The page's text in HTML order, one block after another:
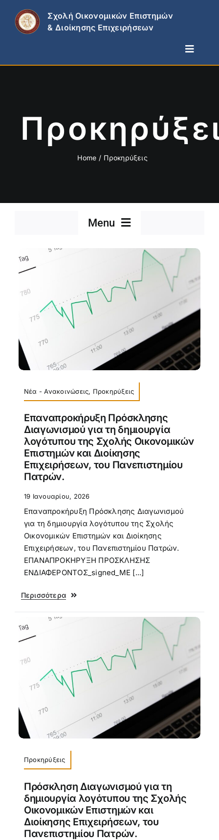
content
Σχολή Οικονομικών Επιστημών
& Διοίκησης Επιχειρήσεων
Toggle
Επικαιρότητα
Home Προκηρύξεις
Menu
Νέα – Ανακοινώσεις
Διακρίσεις
Προκηρύξεις
Νέα - Ανακοινώσεις, Προκηρύξεις
Επαναπροκήρυξη Πρόσκλησης
Διαγωνισμού για τη δημιουργία
λογότυπου της Σχολής Οικονομικών
Επιστημών και Διοίκησης
Επιχειρήσεων, του Πανεπιστημίου
Πατρών.
19 Ιανουαρίου, 2026
Επαναπροκήρυξη Πρόσκλησης Διαγωνισμού
για τη δημιουργία λογότυπου της Σχολής
Οικονομικών Επιστημών και Διοίκησης
Επιχειρήσεων, του Πανεπιστημίου Πατρών.
ΕΠΑΝΑΠΡΟΚΗΡΥΞΗ ΠΡΟΣΚΛΗΣΗΣ
ΕΝΔΙΑΦΕΡΟΝΤΟΣ_signed_ΜΕ [...]
Περισσότερα
Προκηρύξεις
Πρόσκληση Διαγωνισμού για τη
δημιουργία λογότυπου της Σχολής
Οικονομικών Επιστημών και
Διοίκησης Επιχειρήσεων, του
Πανεπιστημίου Πατρών.